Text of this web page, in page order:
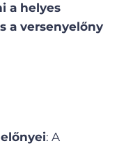
a helyes
a versenyelőny
: A